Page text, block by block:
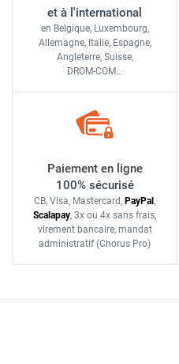
et à l'international
en Belgique, Luxembourg,
Allemagne, Italie, Espagne,
Angleterre, Suisse,
DROM-COM…
Paiement en ligne
100% sécurisé
CB, Visa, Mastercard, PayPal ,
Scalapay, 3x ou 4x sans frais,
virement bancaire, mandat
administratif (Chorus Pro)